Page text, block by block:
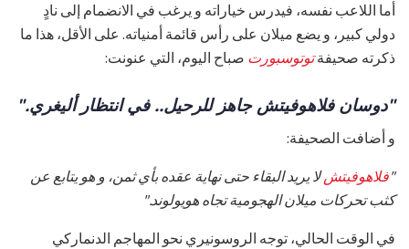
أما اللاعب نفسه، فيدرس خياراته و يرغب في الانضمام إلى نادٍ
دولي كبير، و يضع ميلان على رأس قائمة أمنياته. على الأقل، هذا ما
ذكرته صحيفةتوتوسبورت صباح اليوم، التي عنونت:
"دوسان فلاهوفيتش جاهز للرحيل.. في انتظار أليغري."
و أضافت الصحيفة:
"فلاهوفيتشلا يريد البقاء حتى نهاية عقده بأي ثمن، و هو يتابع عن
كثب تحركات ميلان الهجومية تجاه هويولوند."
في الوقت الحالي، توجه الروسونيري نحو المهاجم الدنماركي